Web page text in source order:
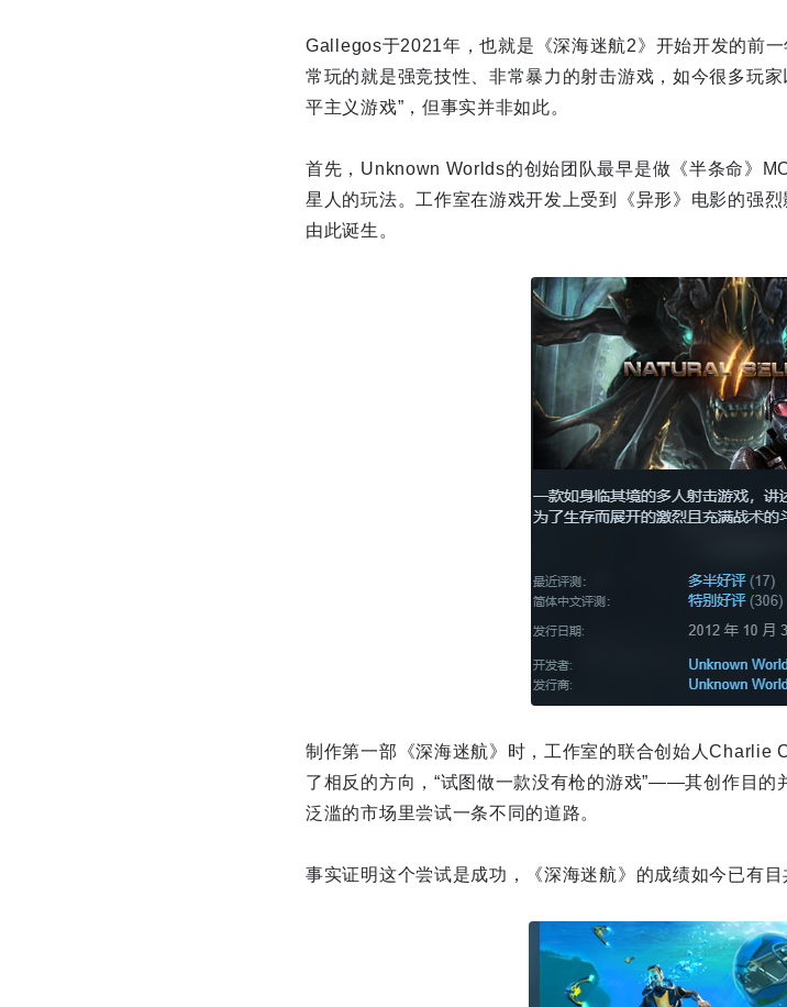
Gallegos于2021年，也就是《深海迷航2》开始开发的前
常玩的就是强竞技性、非常暴力的射击游戏，如今很多玩
平主义游戏”，但事实并非如此。
首先，Unknown Worlds的创始团队最早是做《半条命》
星人的玩法。工作室在游戏开发上受到《异形》电影的强
由此诞生。
制作第一部《深海迷航》时，工作室的联合创始人Charlie
了相反的方向，“试图做一款没有枪的游戏”——其创作目的
泛滥的市场里尝试一条不同的道路。
事实证明这个尝试是成功，《深海迷航》的成绩如今已有目